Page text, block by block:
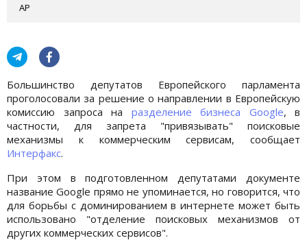
AP
Большинство депутатов Европейского парламента
проголосовали за решение о направлении в Европейскую
комиссию запроса на разделение бизнеса Google, в
частности, для запрета "привязывать" поисковые
механизмы к коммерческим сервисам, сообщает
Интерфакс.
При этом в подготовленном депутатами документе
название Google прямо не упоминается, но говорится, что
для борьбы с доминированием в интернете может быть
использовано "отделение поисковых механизмов от
других коммерческих сервисов".